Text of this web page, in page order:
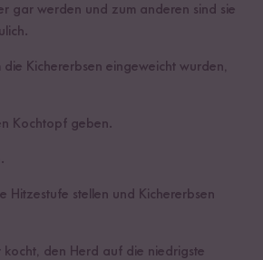
gar werden und zum anderen sind sie
die Kichererbsen eingeweicht wurden,
Kochtopf geben.
Hitzestufe stellen und Kichererbsen
den Herd auf die niedrigste